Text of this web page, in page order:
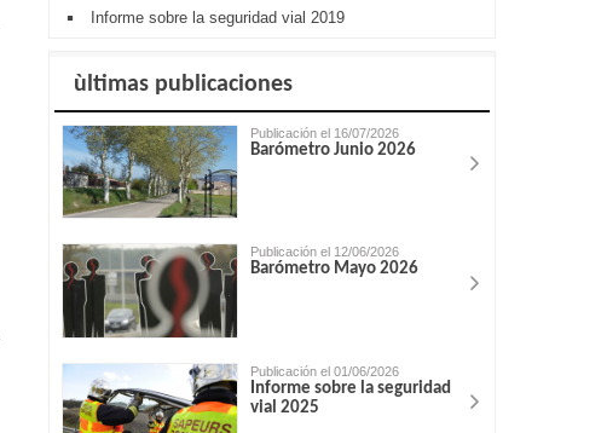
Informe sobre la seguridad vial 2019
ùltimas publicaciones
Publicación el 16/07/2026
Barómetro Junio 2026
Publicación el 12/06/2026
Barómetro Mayo 2026
Publicación el 01/06/2026
Informe sobre la seguridad
vial 2025